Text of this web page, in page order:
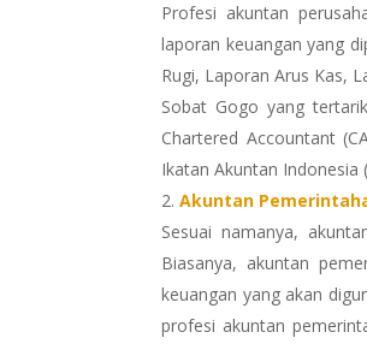
Profesi akuntan
laporan keuangan yang
Rugi, Laporan Arus Kas,
Sobat Gogo yang
Chartered Accountant
Ikatan Akuntan Indonesia
Akuntan
Sesuai namanya,
Biasanya, akuntan
keuangan yang akan
profesi akuntan